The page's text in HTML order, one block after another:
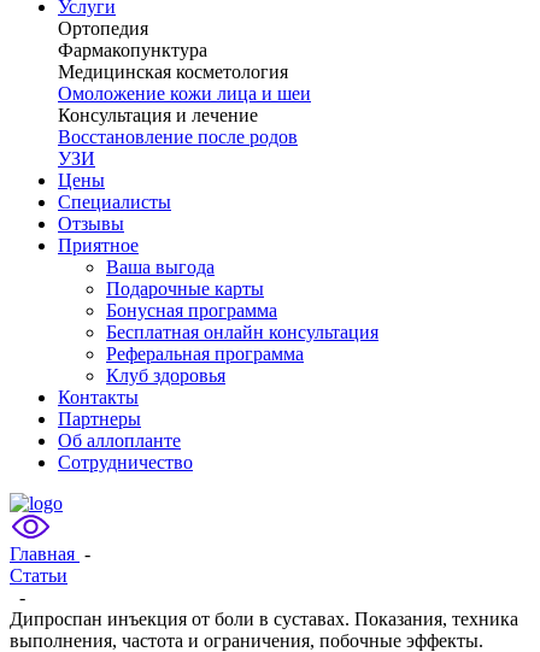
Услуги
Ортопедия
Фармакопунктура
Медицинская косметология
Омоложение кожи лица и шеи
Консультация и лечение
Восстановление после родов
УЗИ
Цены
Специалисты
Отзывы
Приятное
Ваша выгода
Подарочные карты
Бонусная программа
Бесплатная онлайн консультация
Реферальная программа
Клуб здоровья
Контакты
Партнеры
Об аллопланте
Сотрудничество
Главная -
Статьи
-
Дипроспан инъекция от боли в суставах. Показания, техника
выполнения, частота и ограничения, побочные эффекты.